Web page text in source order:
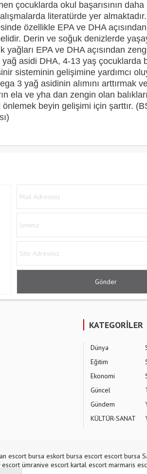
çocuklarda okul başarısının daha
literatürde yer almaktadır.
özellikle EPA ve DHA
Derin ve soğuk denizlerde
yağları EPA ve DHA açısından
asidi DHA, 4-13 yaş çocuklarda
sisteminin gelişimine yardımcı
3 yağ asidinin alımını arttırmak
ela ve yha dan zengin olan
beyin gelişimi için şarttır.
KATEGORİLER
Dünya
Eğitim
Ekonomi
Güncel
Gündem
KÜLTÜR-SANAT
escort bursa eskort bursa escort escort bursa
escort ümraniye escort kartal escort marmaris